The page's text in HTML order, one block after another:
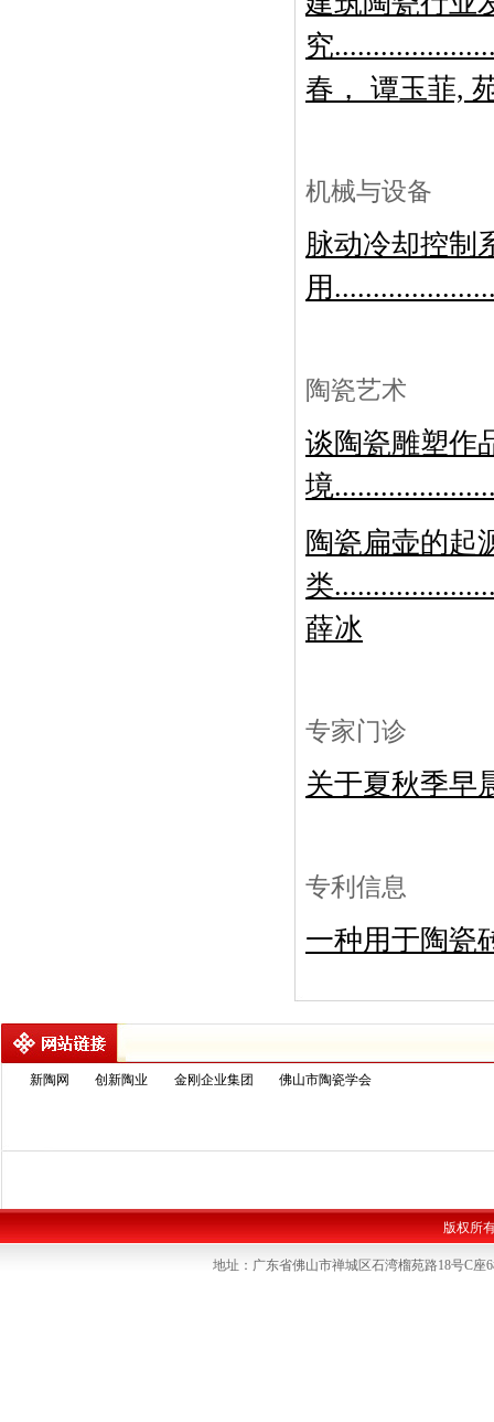
究
春， 谭玉菲,
机械与设备
脉动冷却控制
用
陶瓷艺术
谈陶瓷雕塑作
境
陶瓷扁壶的起
类
薛冰
专家门诊
关于夏秋季早
专利信息
一种用于陶瓷
新陶网 创新陶业 金刚企业集团 佛山市陶瓷学会
版权所
地址：广东省佛山市禅城区石湾榴苑路18号